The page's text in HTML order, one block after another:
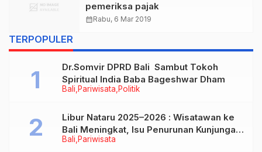
pemeriksa pajak
calendar_monthRabu, 6 Mar 2019
TERPOPULER
Bali Pariwisata Politik
Dr.Somvir DPRD Bali Sambut Tokoh
Spiritual India Baba Bageshwar Dham
Bali Pariwisata
Libur Nataru 2025–2026 : Wisatawan ke
Bali Meningkat, Isu Penurunan Kunjungan
Tidak Benar